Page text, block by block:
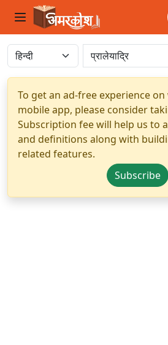
To get an ad-free experience
mobile app, please consider
Subscription fee will help us to
and definitions along with
related features.
Subscribe